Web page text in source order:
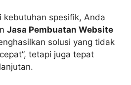
kebutuhan spesifik, Anda
Jasa Pembuatan Website
solusi yang tidak
tetapi juga tepat